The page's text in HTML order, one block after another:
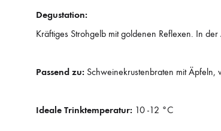
Degustation:
Kräftiges Strohgelb mit goldenen Reflexen. In
Passend zu: Schweinekrustenbraten mit Äpfeln,
Ideale Trinktemperatur: 10 -12 °C